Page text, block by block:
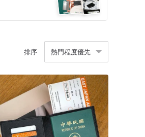
排序 熱門程度優先